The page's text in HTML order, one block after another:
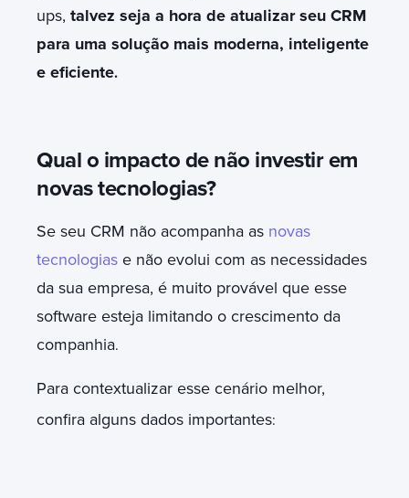
ups, talvez seja a hora de atualizar seu CRM
para uma solução mais moderna, inteligente
e eficiente.
Qual o impacto de não investir em
novas tecnologias?
Se seu CRM não acompanha as novas
tecnologias e não evolui com as necessidades
da sua empresa, é muito provável que esse
software esteja limitando o crescimento da
companhia.
Para contextualizar esse cenário melhor,
confira alguns dados importantes: